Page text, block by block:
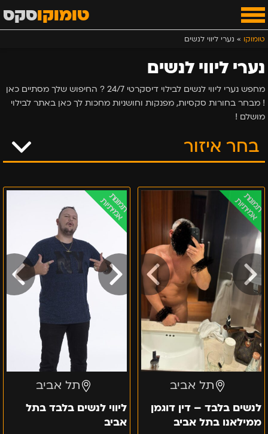
נערי ליווי לנשים
מחפש נערי ליווי לנשים לבילוי דיסקרטי 24/7 ? החיפוש שלך מסתיים כאן
! מבחר בחורות סקסיות, מפנקות וחושניות מחכות לך כאן באתר לבילוי
מושלם !
טומוקוסקס
טומוקו » נערי ליווי לנשים
בחר איזור
נערי ליווי לנשים במרכז
תמונות
אמיתיות
תל אביב
לנשים בלבד – דין דוגמן
ממילאנו בתל אביב
לנשים
בלבד
דין
דוגמן
ממילאנו
בתל
אביב
תמונות
אמיתיות
תל אביב
ליווי לנשים בלבד בתל
אביב
ליווי
לנשים
בלבד
בתל